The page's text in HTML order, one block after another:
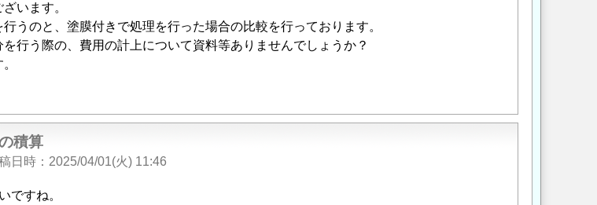
います。
うのと、塗膜付きで処理を行った場合の比較を行っております。
行う際の、費用の計上について資料等ありませんでしょうか？
積算
日時 2025/04/01(火) 11:46
ですね。